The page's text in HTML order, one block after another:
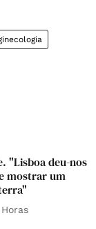
"Lisboa deu-nos
mostrar um